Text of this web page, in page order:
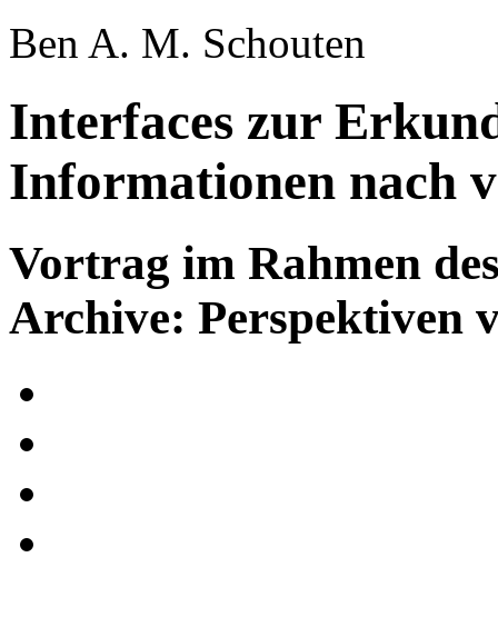
Ben A. M. Schouten
Interfaces zur
Informationen nach
Vortrag im Rahmen
Archive: Perspektiven